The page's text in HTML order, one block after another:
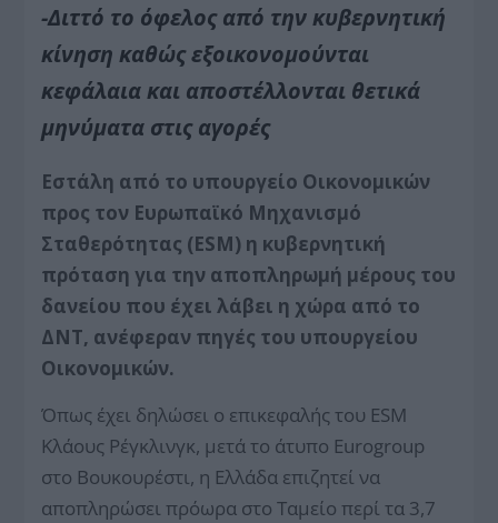
-Διττό το όφελος από την κυβερνητική
κίνηση καθώς εξοικονομούνται
κεφάλαια και αποστέλλονται θετικά
μηνύματα στις αγορές
Εστάλη από το υπουργείο Οικονομικών
προς τον Ευρωπαϊκό Μηχανισμό
Σταθερότητας (ESM) η κυβερνητική
πρόταση για την αποπληρωμή μέρους του
δανείου που έχει λάβει η χώρα από το
ΔΝΤ, ανέφεραν πηγές του υπουργείου
Οικονομικών.
Όπως έχει δηλώσει ο επικεφαλής του ESM
Κλάους Ρέγκλινγκ, μετά το άτυπο Eurogroup
στο Βουκουρέστι, η Ελλάδα επιζητεί να
αποπληρώσει πρόωρα στο Ταμείο περί τα 3,7